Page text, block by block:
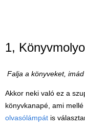
1,
Falja a könyveket,
Akkor neki való ez a
könyvkanapé, ami
olvasólámpát is